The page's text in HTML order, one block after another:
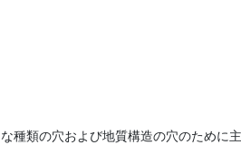
種類の穴および地質構造の穴のために